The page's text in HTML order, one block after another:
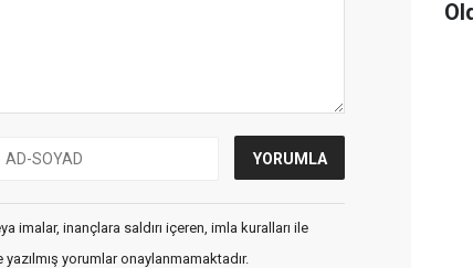
imalar, inançlara saldırı içeren, imla kuralları ile
yorumlar onaylanmamaktadır.